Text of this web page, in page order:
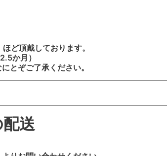
ど頂戴しております。
か月）
とぞご了承ください。
送